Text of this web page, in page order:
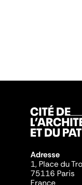
Adresse
1, Place du
75116 Paris
France